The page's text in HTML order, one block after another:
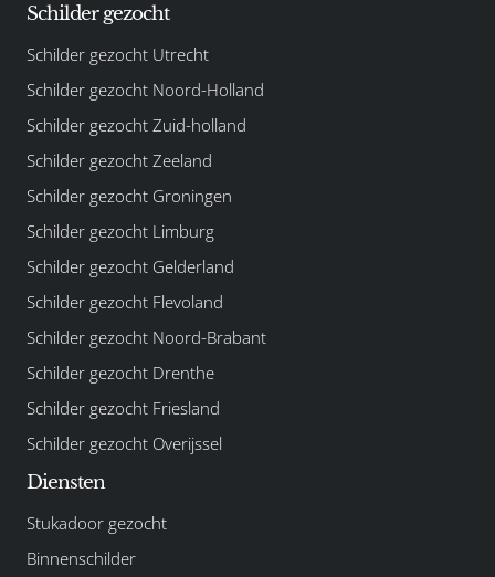
Schilder gezocht
Schilder gezocht Utrecht
Schilder gezocht Noord-Holland
Schilder gezocht Zuid-holland
Schilder gezocht Zeeland
Schilder gezocht Groningen
Schilder gezocht Limburg
Schilder gezocht Gelderland
Schilder gezocht Flevoland
Schilder gezocht Noord-Brabant
Schilder gezocht Drenthe
Schilder gezocht Friesland
Schilder gezocht Overijssel
Diensten
Stukadoor gezocht
Binnenschilder